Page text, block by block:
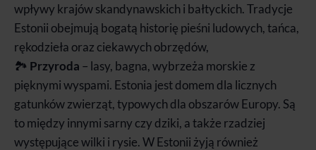
wpływy krajów skandynawskich i bałtyckich. Tradycje
Estonii obejmują bogatą historię pieśni ludowych, tańca,
rękodzieła oraz ciekawych obrzędów,
🏞️ Przyroda – lasy, bagna, wybrzeża morskie z
pięknymi wyspami. Estonia jest domem dla licznych
gatunków zwierząt, typowych dla obszarów Europy. Są
to między innymi sarny czy dziki, a także rzadziej
występujące wilki i rysie. W Estonii żyją również